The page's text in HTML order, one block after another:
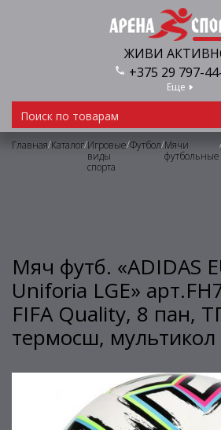
ЖИВИ
+375 29 797-
Еще
Главная/Каталог/Игровые
виды
спорта
/Футбол/Мячи
футбольные
Мяч футб. «ADIDAS
Uniforia LGE»
FIFA Quality, 8 пан,
термосш, мультикол